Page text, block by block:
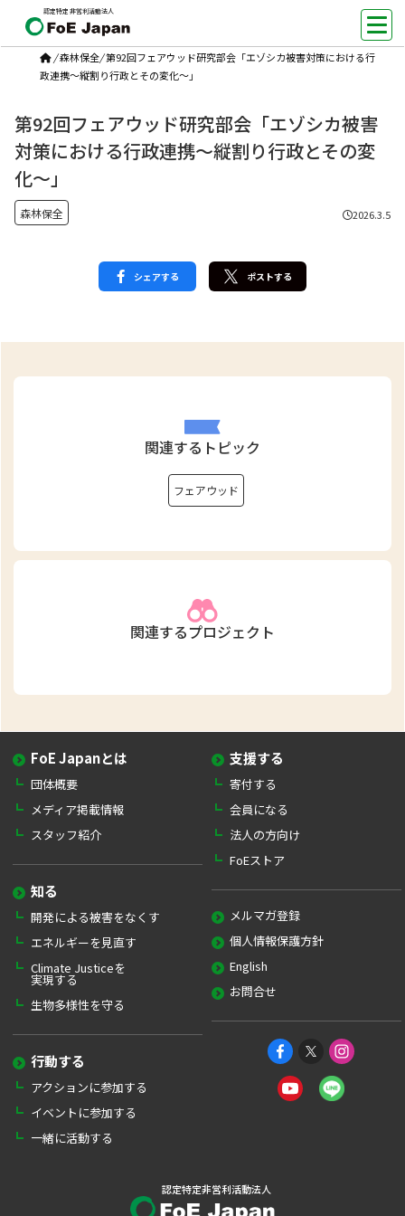
認定特定非営利活動法人
/森林保全/第92回フェアウッド研究部会「エゾシカ被害対策における行
政連携～縦割り行政とその変化～」
第92回フェアウッド研究部会「エゾシカ被害
対策における行政連携～縦割り行政とその変
化～」
森林保全 2026.3.5
シェアする ポストする
関連するトピック
フェアウッド
関連するプロジェクト
FoE Japanとは
団体概要
メディア掲載情報
スタッフ紹介
知る
開発による被害をなくす
エネルギーを見直す
Climate Justiceを
実現する
生物多様性を守る
行動する
アクションに参加する
イベントに参加する
一緒に活動する
支援する
寄付する
会員になる
法人の方向け
FoEストア
メルマガ登録
個人情報保護方針
English
お問合せ
認定特定非営利活動法人